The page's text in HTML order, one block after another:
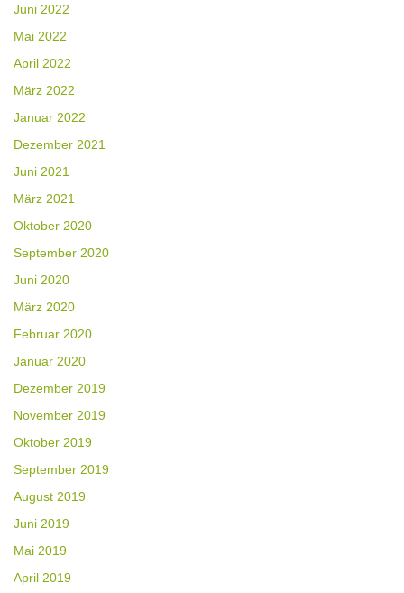
Juni 2022
Mai 2022
April 2022
März 2022
Januar 2022
Dezember 2021
Juni 2021
März 2021
Oktober 2020
September 2020
Juni 2020
März 2020
Februar 2020
Januar 2020
Dezember 2019
November 2019
Oktober 2019
September 2019
August 2019
Juni 2019
Mai 2019
April 2019